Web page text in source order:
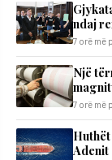
ndaj
7 orë më
Një
7 orë më
Adenit